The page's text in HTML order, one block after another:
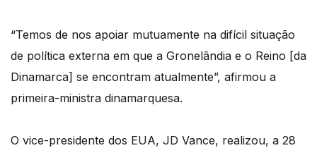
“Temos de nos apoiar mutuamente na difícil situação
de política externa em que a Gronelândia e o Reino [da
Dinamarca] se encontram atualmente”, afirmou a
primeira-ministra dinamarquesa.
O vice-presidente dos EUA, JD Vance, realizou, a 28